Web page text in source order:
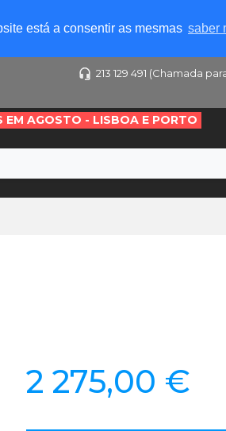
está a consentir as mesmas saber
213 129 491 (Chamada
EM AGOSTO - LISBOA E PORTO
2 275,00 €